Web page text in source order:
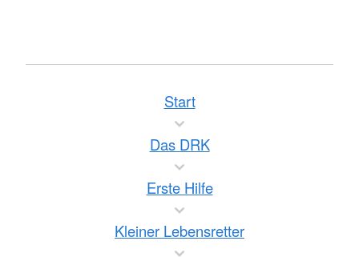
Start
Das DRK
Erste Hilfe
Kleiner Lebensretter